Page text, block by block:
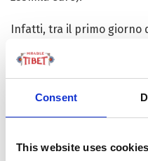
Consent
This website uses cookies
Infatti, tra il primo giorno
immateriale UNESCO,
Festival delle Lampade al
popolarità delle ricerche